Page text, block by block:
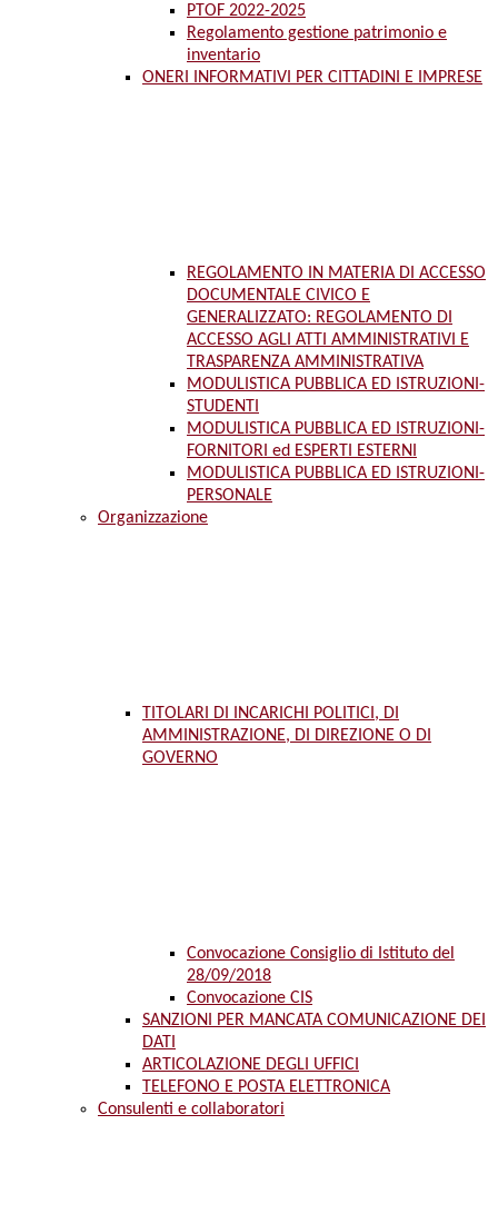
PTOF 2022-2025
Regolamento gestione patrimonio e
inventario
ONERI INFORMATIVI PER CITTADINI E IMPRESE
REGOLAMENTO IN MATERIA DI ACCESSO
DOCUMENTALE CIVICO E
GENERALIZZATO: REGOLAMENTO DI
ACCESSO AGLI ATTI AMMINISTRATIVI E
TRASPARENZA AMMINISTRATIVA
MODULISTICA PUBBLICA ED ISTRUZIONI-
STUDENTI
MODULISTICA PUBBLICA ED ISTRUZIONI-
FORNITORI ed ESPERTI ESTERNI
MODULISTICA PUBBLICA ED ISTRUZIONI-
PERSONALE
Organizzazione
TITOLARI DI INCARICHI POLITICI, DI
AMMINISTRAZIONE, DI DIREZIONE O DI
GOVERNO
Convocazione Consiglio di Istituto del
28/09/2018
Convocazione CIS
SANZIONI PER MANCATA COMUNICAZIONE DEI
DATI
ARTICOLAZIONE DEGLI UFFICI
TELEFONO E POSTA ELETTRONICA
Consulenti e collaboratori